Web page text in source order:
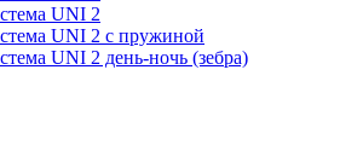
UNI 2
UNI 2 с пружиной
UNI 2 день-ночь (зебра)